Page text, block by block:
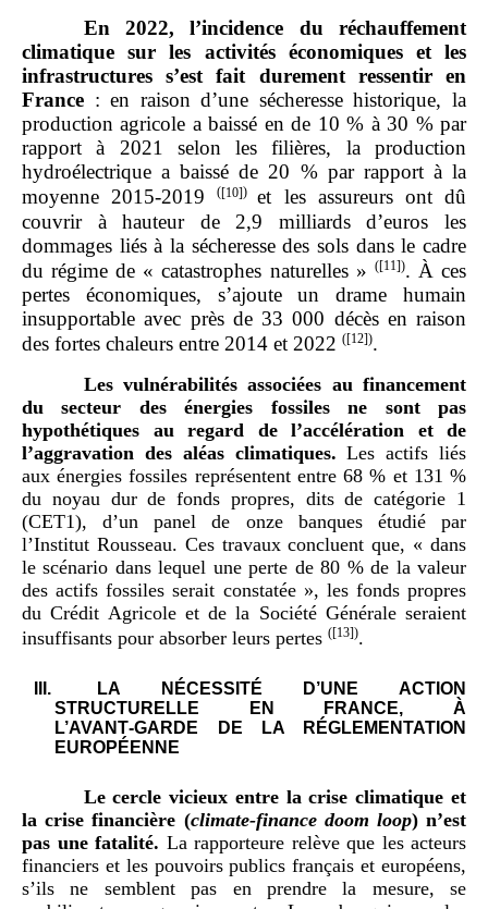
En 2022, l’incidence du réchauffement
climatique sur les activités économiques et les
infrastructures s’est fait durement ressentir en
France : en raison d’une sécheresse historique, la
production agricole a baissé en de 10 % à 30 % par
rapport à 2021 selon les filières, la production
hydroélectrique a baissé de 20 % par rapport à la
moyenne 2015-2019([10]) et les assureurs ont dû
couvrir à hauteur de 2,9 milliards d’euros les
dommages liés à la sécheresse des sols dans le cadre
du régime de « catastrophes naturelles » ([11]). À ces
pertes économiques, s’ajoute un drame humain
insupportable avec près de 33 000 décès en raison
des fortes chaleurs entre 2014 et 2022 ([12]).
Les vulnérabilités associées au financement
du secteur des énergies fossiles ne sont pas
hypothétiques au regard de l’accélération et de
l’aggravation des aléas climatiques. Les actifs liés
aux énergies fossiles représentent entre 68 % et 131 %
du noyau dur de fonds propres, dits de catégorie 1
(CET1), d’un panel de onze banques étudié par
l’Institut Rousseau. Ces travaux concluent que, « dans
le scénario dans lequel une perte de 80 % de la valeur
des actifs fossiles serait constatée », les fonds propres
du Crédit Agricole et de la Société Générale seraient
insuffisants pour absorber leurs pertes ([13]).
III.
LA NÉCESSITÉ D’UNE ACTION
STRUCTURELLE EN FRANCE, À
L’AVANT‑GARDE DE LA RÉGLEMENTATION
EUROPÉENNE
Le cercle vicieux entre la crise climatique et
la crise financière (climate‑finance doom loop) n’est
pas une fatalité. La rapporteure relève que les acteurs
financiers et les pouvoirs publics français et européens,
s’ils ne semblent pas en prendre la mesure, se